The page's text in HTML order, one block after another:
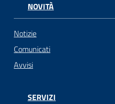
NOVITÀ
Notizie
Comunicati
Avvisi
SERVIZI